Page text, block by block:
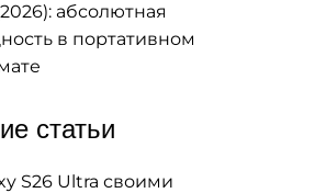
абсолютная
в портативном
статьи
S26 Ultra своими